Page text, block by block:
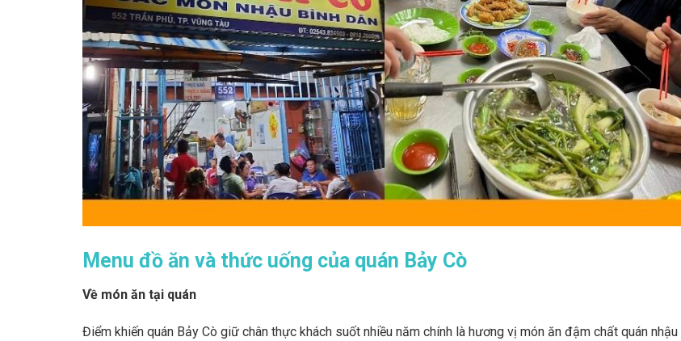
Menu đồ ăn và thức uống của quán Bảy Cò
Về món ăn tại quán
Điểm khiến quán Bảy Cò giữ chân thực khách suốt nhiều năm chính là hương vị món ăn đậm chất quán nhậu